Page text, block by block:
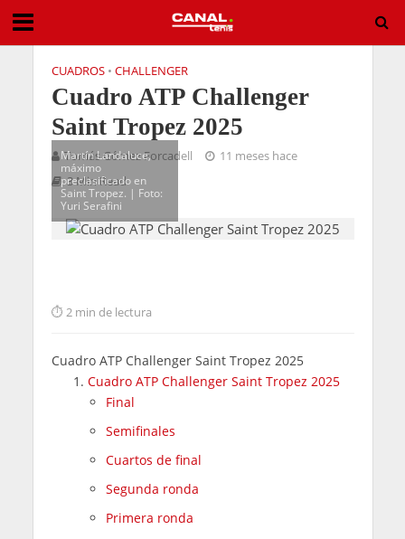
CUADROS • CHALLENGER
Cuadro ATP Challenger
Saint Tropez 2025
Tomás Gómez Forcadell
11 meses hace
3 Min Read
Martín Landaluce,
máximo
preclasificado en
Saint Tropez. | Foto:
Yuri Serafini
2 min de lectura
Cuadro ATP Challenger Saint Tropez 2025
Cuadro ATP Challenger Saint Tropez 2025
Final
Semifinales
Cuartos de final
Segunda ronda
Primera ronda